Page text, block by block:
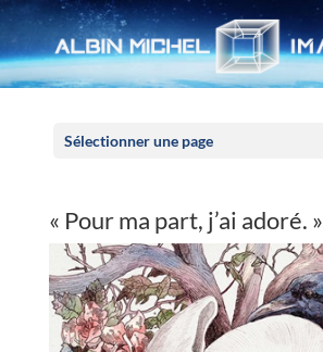
Sélectionner une page
« Pour ma part, j’ai adoré. »
Panneau de gestion des cookies